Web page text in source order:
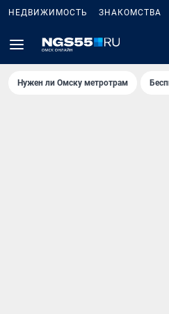
НЕДВИЖИМОСТЬ ЗНАКОМСТВА
Нужен ли Омску метротрам